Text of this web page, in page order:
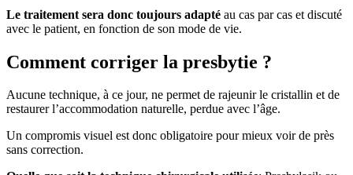
Le traitement sera donc toujours adapté au cas par cas et discuté
avec le patient, en fonction de son mode de vie.
Comment corriger la presbytie ?
Aucune technique, à ce jour, ne permet de rajeunir le cristallin et de
restaurer l’accommodation naturelle, perdue avec l’âge.
Un compromis visuel est donc obligatoire pour mieux voir de près
sans correction.